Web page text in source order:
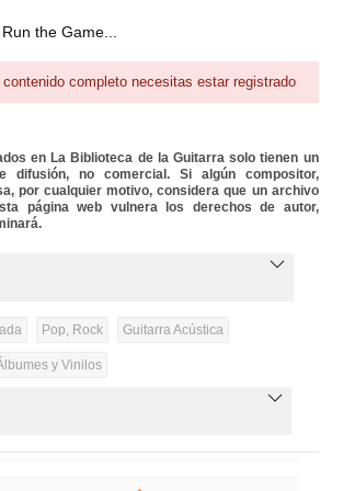
the Game...
contenido completo necesitas estar registrado
en La Biblioteca de la Guitarra solo tienen un
difusión, no comercial. Si algún compositor,
por cualquier motivo, considera que un archivo
página web vulnera los derechos de autor,
Pop, Rock Guitarra Acústica
y Vinilos